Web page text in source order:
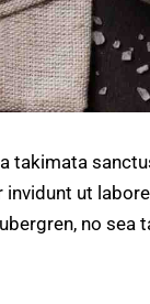
takimata
ut
no sea